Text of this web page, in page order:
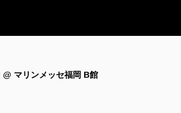
マリンメッセ福岡 B館